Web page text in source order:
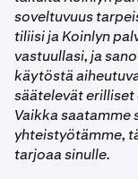
soveltuvuus
tiliisi ja Koinlyn
vastuullasi, ja
käytöstä
säätelevät
Vaikka saatamme
yhteistyötämme,
tarjoaa sinulle.